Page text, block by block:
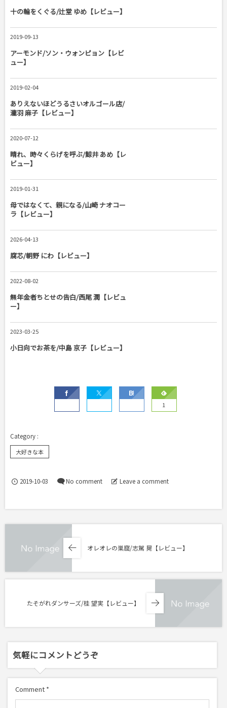
十の輪をくぐる/辻堂 ゆめ【レビュー】
2019-09-13
アーモンド/ソン・ウォンピョン【レビ
ュー】
2019-02-04
ありえないほどうるさいオルゴール店/
瀧羽 麻子【レビュー】
2020-07-12
晴れ、時々くらげを呼ぶ/鯨井 あめ【レ
ビュー】
2019-01-31
母ではなくて、親になる/山崎 ナオコー
ラ【レビュー】
2026-04-13
腐芯/朝野 にわ【レビュー】
2022-08-02
無年金者ちとせの告白/西尾 潤【レビュ
ー】
2023-03-25
小日向でお茶を/中島 京子【レビュー】
1
大好きな本
2019-10-03 No comment Leave a comment
オレオレの巣窟/志駕 晃【レビュー】
たそがれダンサーズ/桂 望実【レビュー】
気軽にコメントどうぞ
Comment *